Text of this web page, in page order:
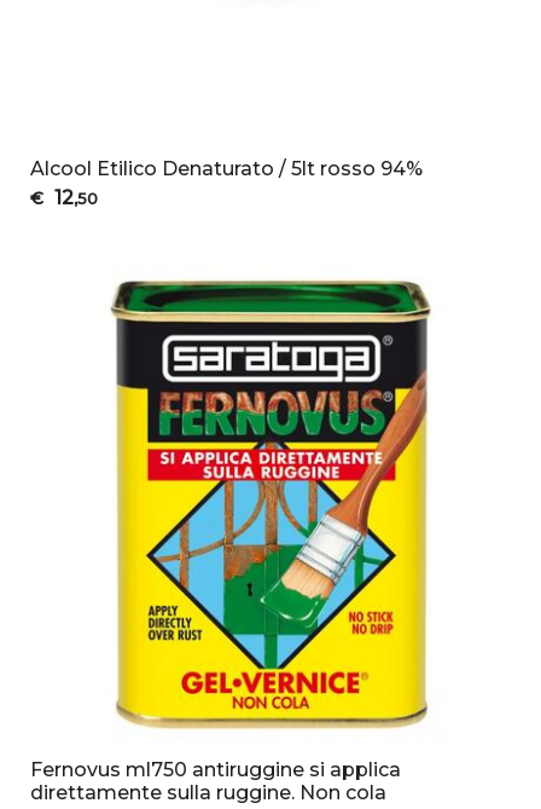
Alcool Etilico Denaturato / 5lt rosso 94%
€ 12,50
Fernovus ml750 antiruggine si applica
direttamente sulla ruggine. Non cola